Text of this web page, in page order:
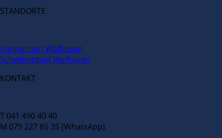
STANDORTE
Connection Wolhusen
Schwimmbad Wolhusen
KONTAKT
T 041 490 40 40
M 079 227 85 35 (WhatsApp)